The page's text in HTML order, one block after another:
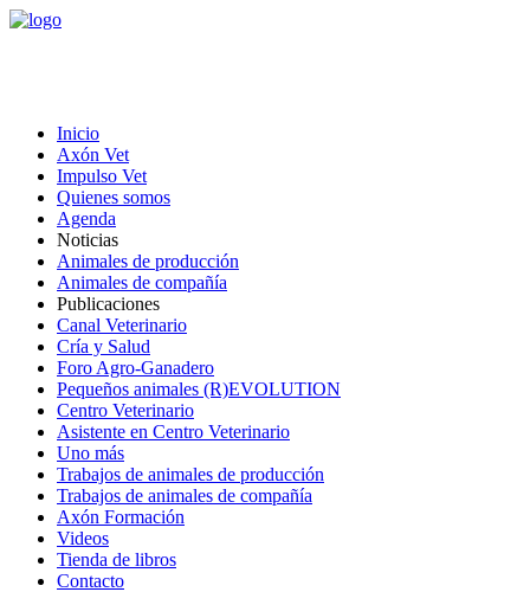
Inicio
Axón Vet
Impulso Vet
Quienes somos
Agenda
Noticias
Animales de producción
Animales de compañía
Publicaciones
Canal Veterinario
Cría y Salud
Foro Agro-Ganadero
Pequeños animales (R)EVOLUTION
Centro Veterinario
Asistente en Centro Veterinario
Uno más
Trabajos de animales de producción
Trabajos de animales de compañía
Axón Formación
Videos
Tienda de libros
Contacto